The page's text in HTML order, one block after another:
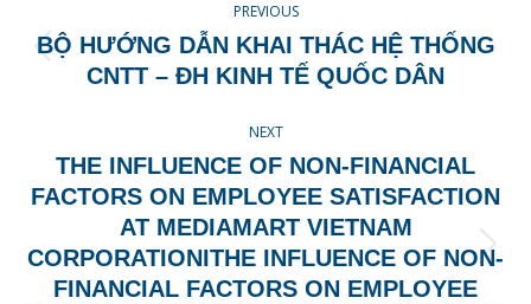
NAVIGATION
PREVIOUS
Previous
post:
BỘ HƯỚNG DẪN KHAI THÁC HỆ THỐNG
CNTT – ĐH KINH TẾ QUỐC DÂN
NEXT
Next
post:
THE INFLUENCE OF NON-FINANCIAL
FACTORS ON EMPLOYEE SATISFACTION
AT MEDIAMART VIETNAM
CORPORATIONITHE INFLUENCE OF NON-
FINANCIAL FACTORS ON EMPLOYEE